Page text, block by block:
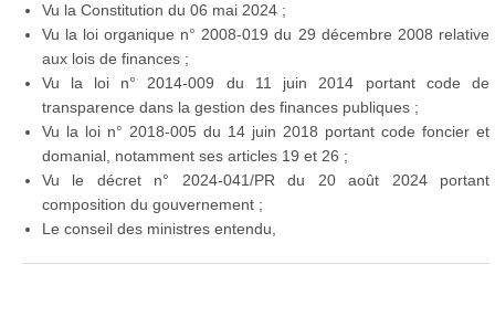
Vu la Constitution du 06 mai 2024 ;
Vu la loi organique n° 2008-019 du 29 décembre 2008 relative
aux lois de finances ;
Vu la loi n° 2014-009 du 11 juin 2014 portant code de
transparence dans la gestion des finances publiques ;
Vu la loi n° 2018-005 du 14 juin 2018 portant code foncier et
domanial, notamment ses articles 19 et 26 ;
Vu le décret n° 2024-041/PR du 20 août 2024 portant
composition du gouvernement ;
Le conseil des ministres entendu,